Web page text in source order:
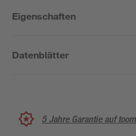
Eigenschaften
Datenblätter
5 Jahre Garantie auf